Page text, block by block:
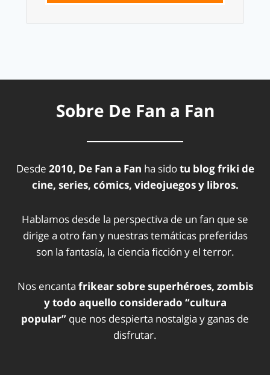
Sobre De Fan a Fan
Desde 2010, De Fan a Fan ha sidotu blog friki de
cine, series, cómics, videojuegos y libros.
Hablamos desde la perspectiva de un fan que se
dirige a otro fan y nuestras temáticas preferidas
son la fantasía, la ciencia ficción y el terror.
Nos encanta frikear sobre superhéroes, zombis
y todo aquello considerado “cultura
popular” que nos despierta nostalgia y ganas de
disfrutar.